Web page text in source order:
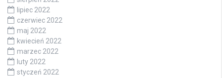
lipiec 2022
czerwiec 2022
maj 2022
kwiecień 2022
marzec 2022
luty 2022
styczeń 2022